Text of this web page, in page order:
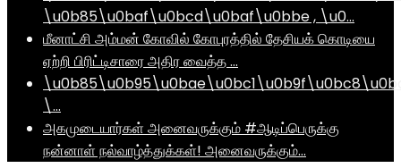
\u0b85\u0baf\u0bcd\u0baf\u0bbe , \u0…
மீனாட்சி அம்மன் கோவில் கோபுரத்தில் தேசியக் கொடியை
ஏற்றி பிரிட்டிசாரை அதிர வைத்த …
\…
அகமுடையார்கள் அனைவருக்கும் #ஆடிப்பெருக்கு
நன்னாள் நல்வாழ்த்துக்கள்! அனைவருக்கும்…